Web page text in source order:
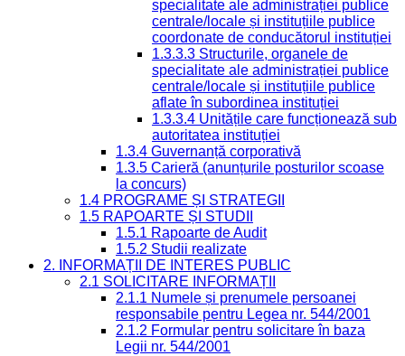
specialitate ale administrației publice
centrale/locale și instituțiile publice
coordonate de conducătorul instituției
1.3.3.3 Structurile, organele de
specialitate ale administrației publice
centrale/locale și instituțiile publice
aflate în subordinea instituției
1.3.3.4 Unitățile care funcționează sub
autoritatea instituției
1.3.4 Guvernanță corporativă
1.3.5 Carieră (anunțurile posturilor scoase
la concurs)
1.4 PROGRAME ȘI STRATEGII
1.5 RAPOARTE ȘI STUDII
1.5.1 Rapoarte de Audit
1.5.2 Studii realizate
2. INFORMAȚII DE INTERES PUBLIC
2.1 SOLICITARE INFORMAȚII
2.1.1 Numele și prenumele persoanei
responsabile pentru Legea nr. 544/2001
2.1.2 Formular pentru solicitare în baza
Legii nr. 544/2001